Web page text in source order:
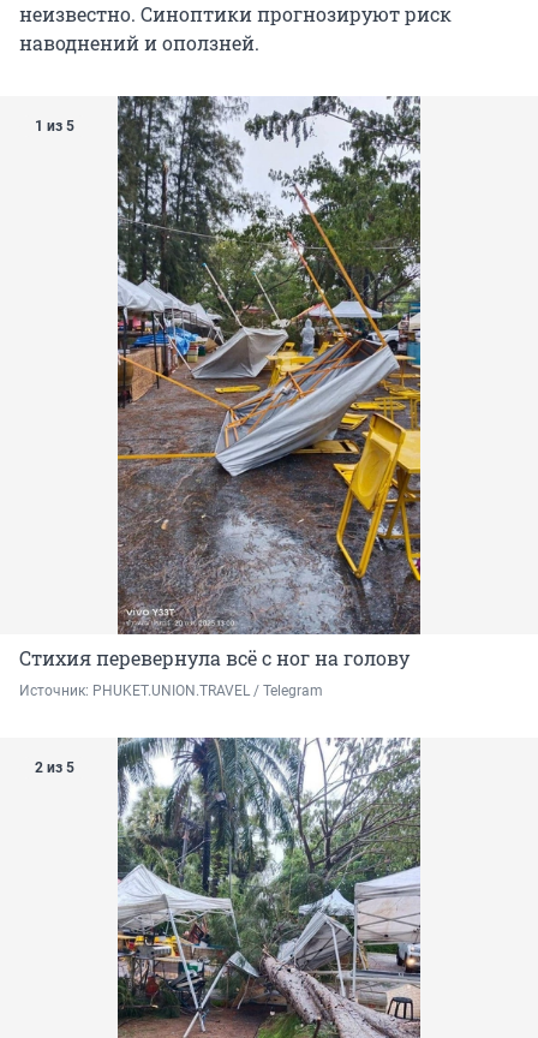
неизвестно. Синоптики прогнозируют риск
наводнений и оползней.
1 из 5
Стихия перевернула всё с ног на голову
Источник: PHUKET.UNION.TRAVEL / Telegram
2 из 5